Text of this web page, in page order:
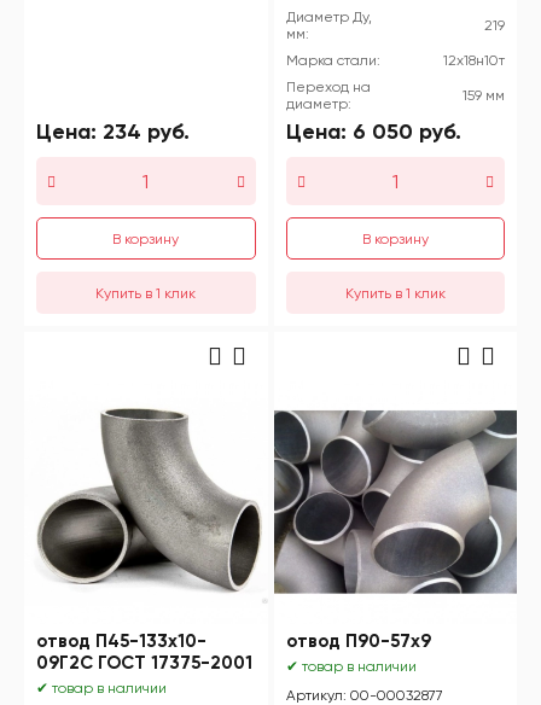
Цена: 234 руб.
В корзину
Диаметр Ду,
мм:
219
Марка стали:
12х18н10т
Переход на
диаметр:
159 мм
Цена: 6 050 руб.
В корзину
отвод П45-133х10-
09Г2С ГОСТ 17375-2001
✔ товар в наличии
отвод П90-57х9
✔ товар в наличии
Артикул: 00-00032877